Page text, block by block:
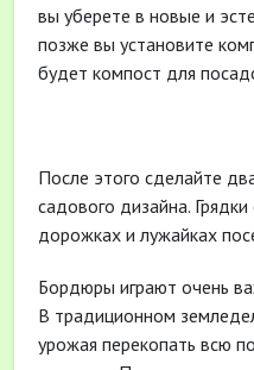
вы уберете в новые и
позже вы установите
будет компост для
После этого сделайте
садового дизайна.
дорожках и лужайках
Бордюры играют очень
В традиционном
урожая перекопать всю